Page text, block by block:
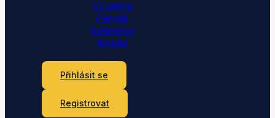
Co umíme
Partneři
Reference
Kontakt
Přihlásit se
Registrovat